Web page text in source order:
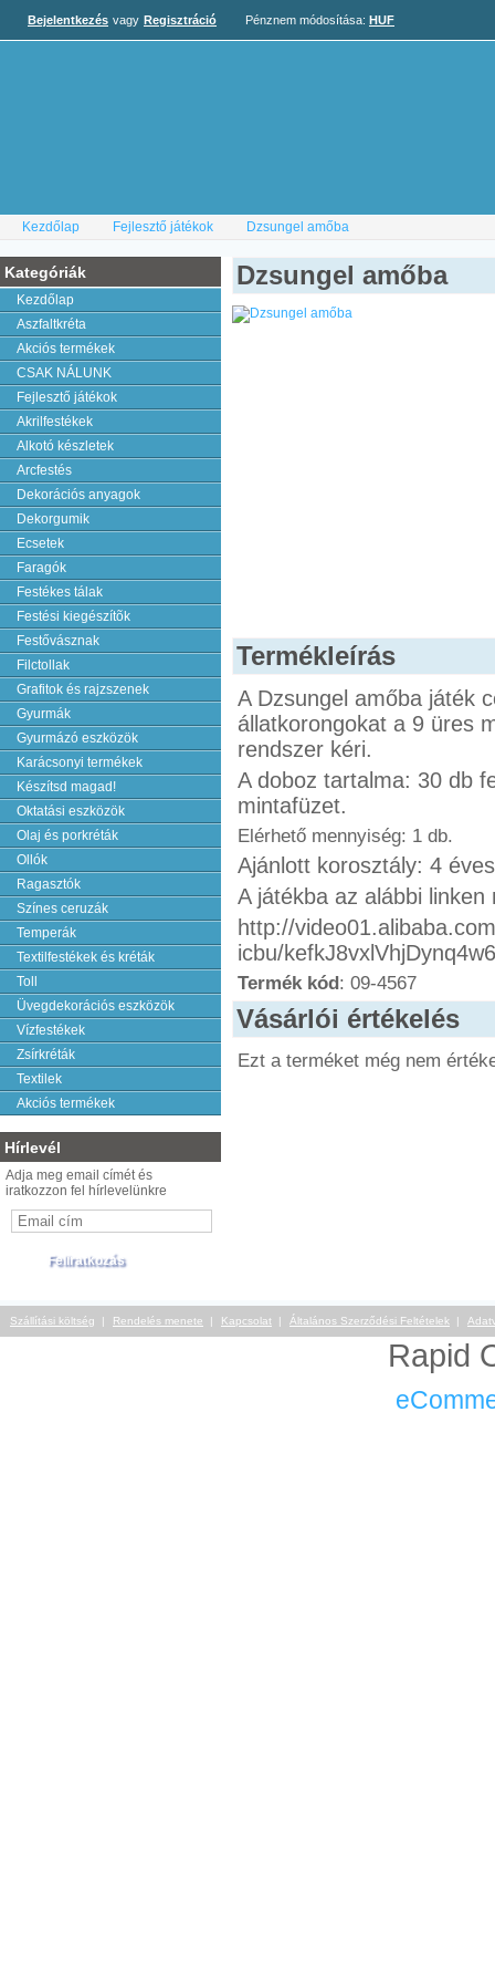
Bejelentkezés vagy Regisztráció Pénznem módosítása: HUF
Kezdőlap Fejlesztő játékok Dzsungel amőba
Kategóriák
Kezdőlap
Aszfaltkréta
Akciós termékek
CSAK NÁLUNK
Fejlesztő játékok
Akrilfestékek
Alkotó készletek
Arcfestés
Dekorációs anyagok
Dekorgumik
Ecsetek
Faragók
Festékes tálak
Festési kiegészítõk
Festővásznak
Filctollak
Grafitok és rajzszenek
Gyurmák
Gyurmázó eszközök
Karácsonyi termékek
Készítsd magad!
Oktatási eszközök
Olaj és porkréták
Ollók
Ragasztók
Színes ceruzák
Temperák
Textilfestékek és kréták
Toll
Üvegdekorációs eszközök
Vízfestékek
Zsírkréták
Textilek
Akciós termékek
Hírlevél
Adja meg email címét és
iratkozzon fel hírlevelünkre
Dzsungel amőba
Termékleírás
A Dzsungel amőba játék
állatkorongokat a 9 üres
rendszer kéri.
A doboz tartalma: 30 db
mintafüzet.
Elérhető mennyiség: 1 db.
Ajánlott korosztály: 4
A játékba az alábbi linken
http://
icbu/
Termék kód: 09-4567
Vásárlói értékelés
Ezt a terméket még nem
Szállítási költség Rendelés menete Kapcsolat Általános Szerződési Feltételek
Rapid